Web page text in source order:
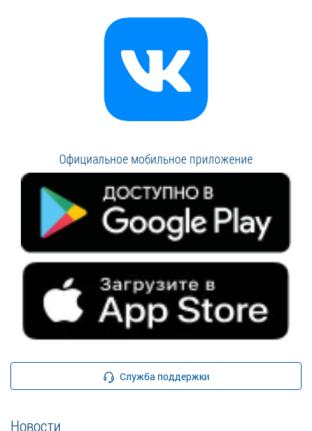
Официальное мобильное приложение
Служба поддержки
Новости